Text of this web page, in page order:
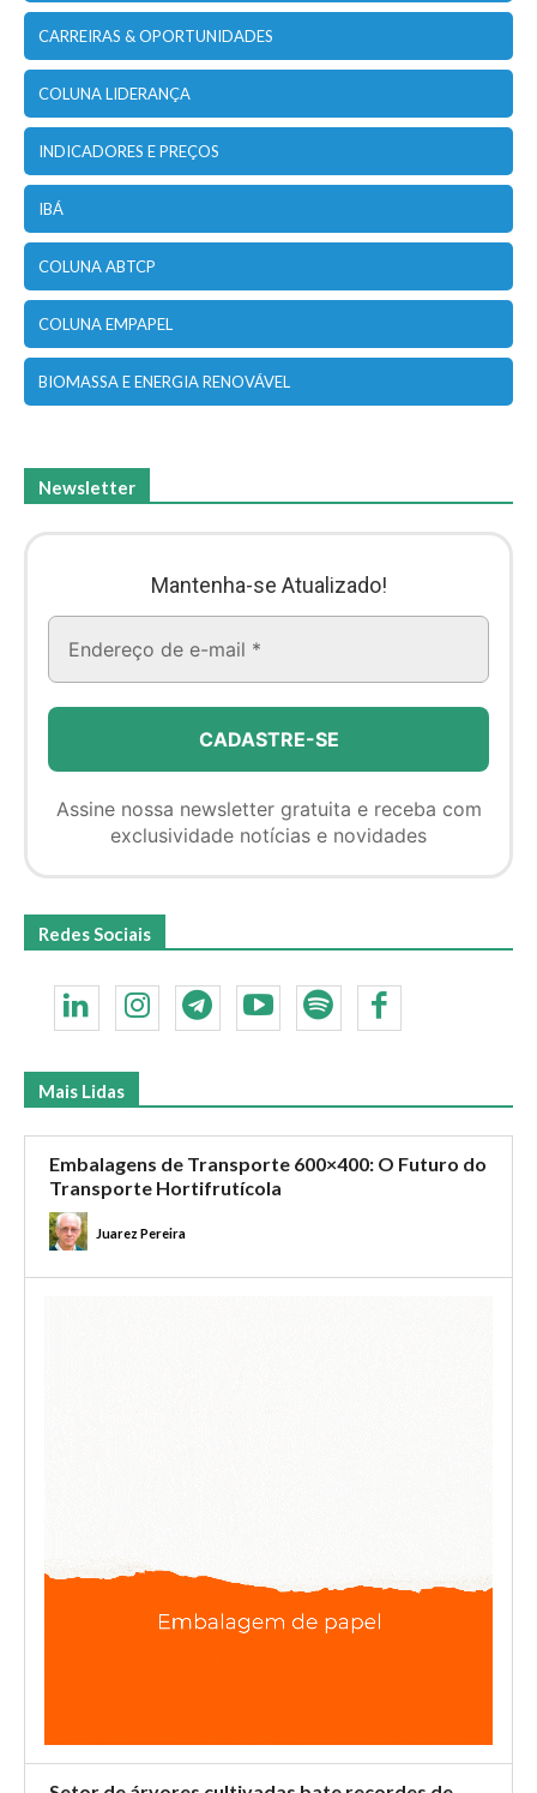
CARREIRAS & OPORTUNIDADES
COLUNA LIDERANÇA
INDICADORES E PREÇOS
IBÁ
COLUNA ABTCP
COLUNA EMPAPEL
BIOMASSA E ENERGIA RENOVÁVEL
Newsletter
Mantenha-se Atualizado!
Assine nossa newsletter gratuita e receba com
exclusividade notícias e novidades
Redes Sociais
Mais Lidas
Embalagens de Transporte 600×400: O Futuro do
Transporte Hortifrutícola
Juarez Pereira